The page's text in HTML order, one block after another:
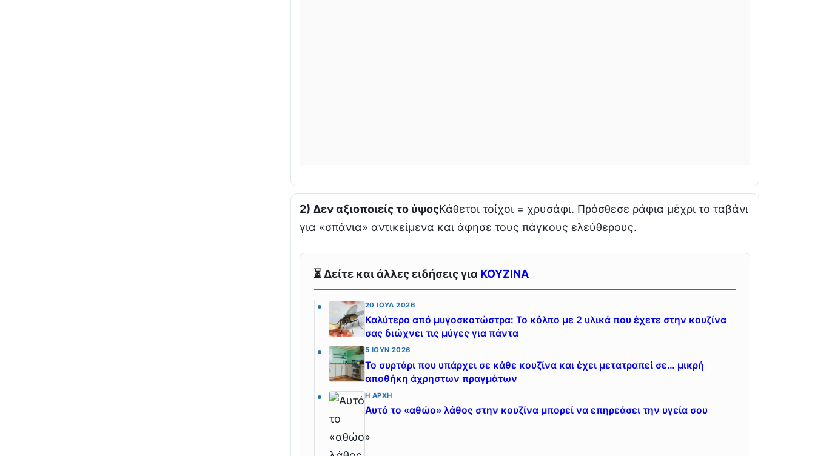
2) Δεν αξιοποιείς το ύψοςΚάθετοι τοίχοι = χρυσάφι. Πρόσθεσε ράφια μέχρι το ταβάνι
για «σπάνια» αντικείμενα και άφησε τους πάγκους ελεύθερους.
⏳ Δείτε και άλλες ειδήσεις για ΚΟΥΖΙΝΑ
20 ΙΟΎΛ 2026
Καλύτερο από μυγοσκοτώστρα: Το κόλπο με 2 υλικά που έχετε στην κουζίνα
σας διώχνει τις μύγες για πάντα
5 ΙΟΎΝ 2026
Το συρτάρι που υπάρχει σε κάθε κουζίνα και έχει μετατραπεί σε… μικρή
αποθήκη άχρηστων πραγμάτων
Η ΑΡΧΉ
Αυτό το «αθώο» λάθος στην κουζίνα μπορεί να επηρεάσει την υγεία σου